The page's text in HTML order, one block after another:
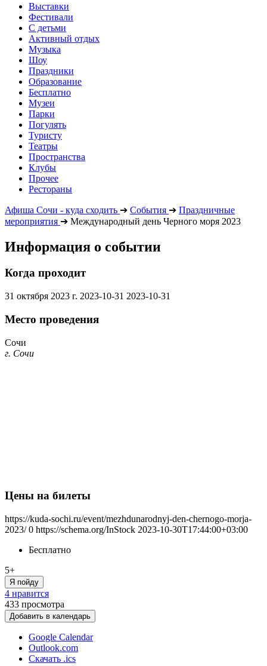
Выставки
Фестивали
С детьми
Активный отдых
Музыка
Шоу
Праздники
Образование
Бесплатно
Музеи
Парки
Погулять
Туристу
Театры
Пространства
Клубы
Прочее
Рестораны
Афиша Сочи - куда сходить ➔ События ➔ Праздничные
мероприятия ➔ Международный день Черного моря 2023
Информация о событии
Когда проходит
31 октября 2023 г. 2023-10-31 2023-10-31
Место проведения
Сочи
г. Сочи
Цены на билеты
https://kuda-sochi.ru/event/mezhdunarodnyj-den-chernogo-morja-
2023/ 0 https://schema.org/InStock 2023-10-30T17:44:00+03:00
Бесплатно
5+
Я пойду
4 нравится
433 просмотра
Добавить в календарь
Google Calendar
Outlook.com
Скачать .ics